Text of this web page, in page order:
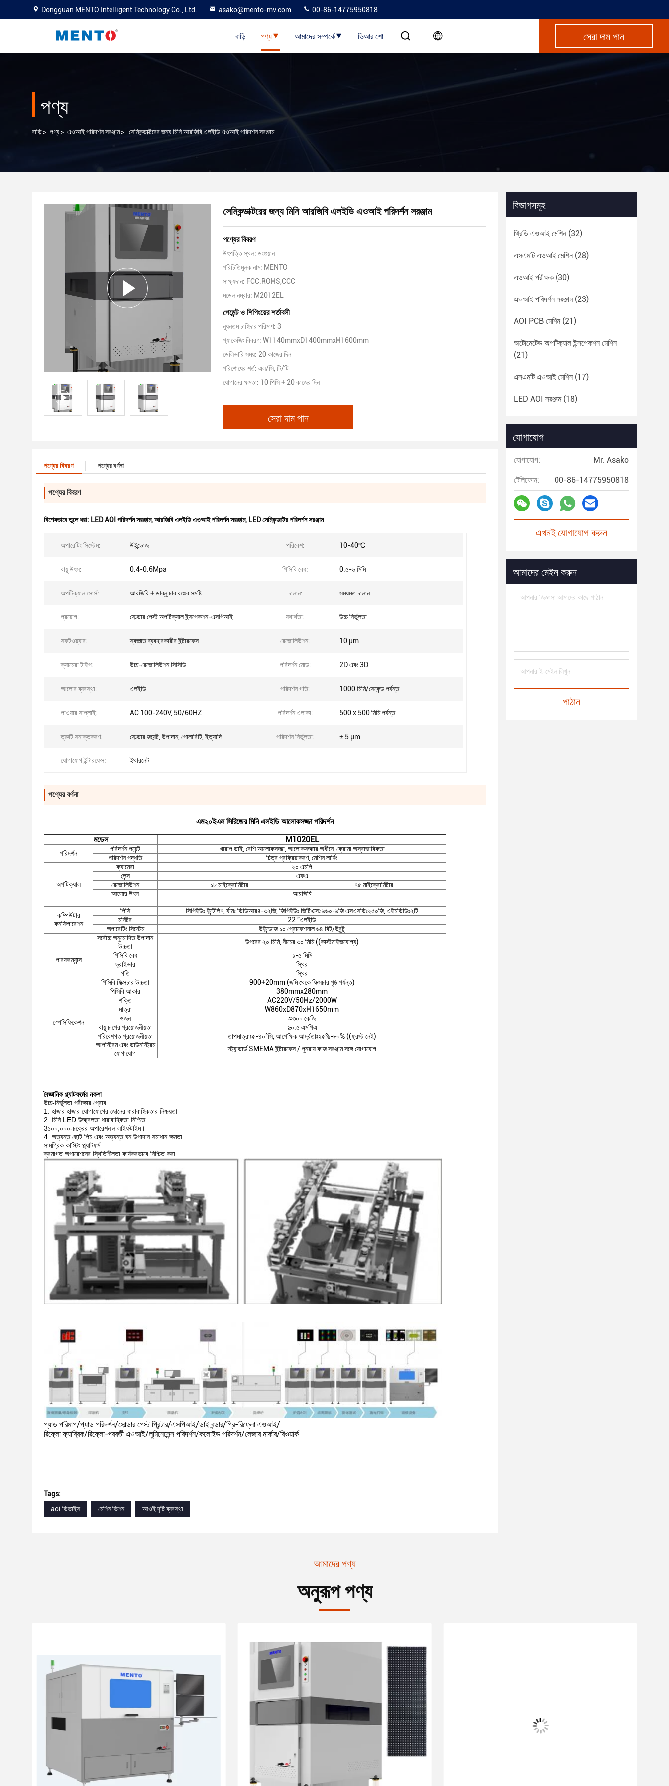
Dongguan MENTO Intelligent Technology Co., Ltd. asako@mento-mv.com 00-86-14775950818
বাড়ি পণ্য আমাদের সম্পর্কে ভিআর শো সেরা দাম পান
পণ্য
বাড়ি> পণ্য> এওআই পরিদর্শন সরঞ্জাম> সেমিকন্ডাক্টরের জন্য মিনি আরজিবি এলইডি এওআই পরিদর্শন সরঞ্জাম
সেমিকন্ডাক্টরের জন্য মিনি আরজিবি এলইডি এওআই পরিদর্শন সরঞ্জাম
পণ্যের বিবরণ
উৎপত্তি স্থল: ডংগুয়ান
পরিচিতিমুলক নাম: MENTO
সাক্ষ্যদান: FCC.ROHS,CCC
মডেল নম্বার: M2012EL
পেমেন্ট ও শিপিংয়ের শর্তাবলী
ন্যূনতম চাহিদার পরিমাণ: 3
প্যাকেজিং বিবরণ: W1140mmxD1400mmxH1600mm
ডেলিভারি সময়: 20 কাজের দিন
পরিশোধের শর্ত: এল/সি, টি/টি
যোগানের ক্ষমতা: 10 পিসি + 20 কাজের দিন
সেরা দাম পান
পণ্যের বিবরণ পণ্যের বর্ণনা
পণ্যের বিবরণ
বিশেষভাবে তুলে ধরা: LED AOI পরিদর্শন সরঞ্জাম,আরজিবি এলইডি এওআই পরিদর্শন সরঞ্জাম, LED সেমিকন্ডাক্টর পরিদর্শন সরঞ্জাম
অপারেটিং সিস্টেম: উইন্ডোজ পরিবেশ: 10-40℃
বায়ু উৎস: 0.4-0.6Mpa পিসিবি বেধ: 0.৫-৬ মিমি
অপটিক্যাল সোর্স: আরজিবি + ডাব্লু চার রঙের সমষ্টি চালান: সময়মত চালান
প্রয়োগ: সোল্ডার পেস্ট অপটিক্যাল ইন্সপেকশন-এসপিআই যথার্থতা: উচ্চ নির্ভুলতা
সফটওয়্যার: স্বজ্ঞাত ব্যবহারকারীর ইন্টারফেস রেজোলিউশন: 10 μm
ক্যামেরা টাইপ: উচ্চ-রেজোলিউশন সিসিডি পরিদর্শন মোড: 2D এবং 3D
আলোর ব্যবস্থা: এলইডি পরিদর্শন গতি: 1000 মিমি/সেকেন্ড পর্যন্ত
পাওয়ার সাপ্লাই: AC 100-240V, 50/60HZ পরিদর্শন এলাকা: 500 x 500 মিমি পর্যন্ত
ত্রুটি সনাক্তকরণ: সোল্ডার জয়েন্ট, উপাদান, পোলারিটি, ইত্যাদি পরিদর্শন নির্ভুলতা: ± 5 μm
যোগাযোগ ইন্টারফেস: ইথারনেট
পণ্যের বর্ণনা
এম২০ইএল সিরিজের মিনি এলইডি আলোকসজ্জা পরিদর্শন
মডেল
M1020EL
পরিদর্শন
পরিদর্শন পয়েন্ট
খারাপ ডাই, বেশি আলোকসজ্জা, আলোকসজ্জার অধীনে, ক্রোমা অস্বাভাবিকতা
পরিদর্শন পদ্ধতি
চিত্র প্রক্রিয়াকরণ, মেশিন লার্নিং
অপটিক্যাল
ক্যামেরা
২০ এমপি
লেন্স
এফএ
রেজোলিউশন
১৮ মাইক্রোমিটার
৭৫ মাইক্রোমিটার
আলোর উৎস
আরজিবি
কম্পিউটার
কনফিগারেশন
পিসি
সিপিইউঃ ইন্টেলি৭, র্যামঃ ডিডিআর৪-৩২জি, জিপিইউঃ জিটিএক্স১৬৬০-৬জি এসএসডিঃ২৫০জি, এইচডিডিঃ২টি
মনিটর
22 "এলইডি
অপারেটিং সিস্টেম
উইন্ডোজ ১০ প্রোফেশনাল ৬৪ বিট/উবুন্টু
পারফরম্যান্স
সর্বোচ্চ অনুমোদিত উপাদান
উচ্চতা
উপরের ২০ মিমি, নীচের ৩০ মিমি ((কাস্টমাইজযোগ্য)
পিসিবি বেধ
১-৫ মিমি
ড্রাইভার
স্থির
গতি
স্থির
পিসিবি ফিক্সচার উচ্চতা
900+20mm (জমি থেকে ফিক্সচার পৃষ্ঠ পর্যন্ত)
স্পেসিফিকেশন
পিসিবি আকার
380mmx280mm
শক্তি
AC220V/50Hz/2000W
মাত্রা
W860xD870xH1650mm
ওজন
≈৩০০ কেজি
বায়ু চাপের প্রয়োজনীয়তা
≥০.৫ এমপিএ
পরিবেশগত প্রয়োজনীয়তা
তাপমাত্রাঃ৫-৪০°সি, আপেক্ষিক আর্দ্রতাঃ২৫%-৮০% ((ফ্রস্ট নেই)
আপস্ট্রিম এবং ডাউনস্ট্রিম
যোগাযোগ
স্ট্যান্ডার্ড SMEMA ইন্টারফেস / পুনরায় কাজ সরঞ্জাম সঙ্গে যোগাযোগ
বৈজ্ঞানিক প্ল্যাটফর্মের নকশা
উচ্চ-নির্ভুলতা পরীক্ষার প্রোব
1. হাজার হাজার যোগাযোগের জোনের ধারাবাহিকতার নিশ্চয়তা
2. মিনি LED উজ্জ্বলতা ধারাবাহিকতা নিশ্চিত
3১০০,০০০-চক্রের অপারেশনাল লাইফটাইম।
4. অত্যন্ত ছোট পিচ এবং অত্যন্ত ঘন উপাদান সমাধান ক্ষমতা
সামগ্রিক কাস্টিং প্ল্যাটফর্ম
ক্রমাগত অপারেশনের স্থিতিশীলতা কার্যকরভাবে নিশ্চিত করা
প্যাড পরিমাপ/প্যাড পরিদর্শন/সোল্ডার পেস্ট প্রিন্টার/এসপিআই/ডাই বন্ডার/প্রি-রিফ্লো এওআই/
রিফ্লো ফ্যাব্রিক/রিফ্লো-পরবর্তী এওআই/লুমিনেসেন্স পরিদর্শন/কলোইড পরিদর্শন/লেজার মার্কার/রিওয়ার্ক
Tags:
aoi ডিভাইস
মেশিন ভিশন আওই দৃষ্টি ব্যবস্থা
বিভাগসমূহ
থ্রিডি এওআই মেশিন (32)
এসএমটি এওআই মেশিন (28)
এওআই পরীক্ষক (30)
এওআই পরিদর্শন সরঞ্জাম(23)
AOI PCB মেশিন (21)
অটোমেটেড অপটিক্যাল ইন্সপেকশন মেশিন
(21)
এসএমটি এওআই মেশিন (17)
LED AOI সরঞ্জাম(18)
যোগাযোগ
যোগাযোগ: Mr. Asako
টেলিফোন: 00-86-14775950818
এখনই যোগাযোগ করুন
আমাদের মেইল করুন
পাঠান
আমাদের পণ্য
অনুরূপ পণ্য